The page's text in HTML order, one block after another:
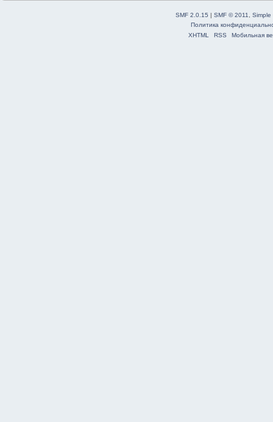
SMF 2.0.15 | SMF © 2011
Simple
Политика
XHTML
RSS Мобильная